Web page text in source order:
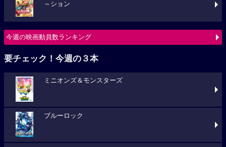
～ション
今週の映画動員数ランキング
要チェック！今週の３本
ミニオンズ＆モンスターズ
ブルーロック